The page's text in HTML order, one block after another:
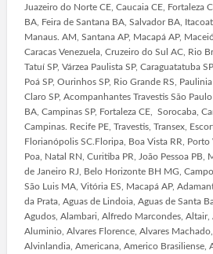
Juazeiro do Norte CE, Caucaia CE, Fortaleza
BA, Feira de Santana BA, Salvador BA,
Manaus. AM, Santana AP, Macapá AP,
Caracas Venezuela, Cruzeiro do Sul AC, Rio
Tatuí SP, Várzea Paulista SP, Caraguatatuba
Poá SP, Ourinhos SP, Rio Grande RS, Paulinia
Claro SP, Acompanhantes Travestis São
BA, Campinas SP, Fortaleza CE, Sorocaba,
Campinas. Recife PE, Travestis, Transex,
Florianópolis SC.Floripa, Boa Vista RR, Porto
Poa, Natal RN, Curitiba PR, João Pessoa PB,
de Janeiro RJ, Belo Horizonte BH MG,
São Luis MA, Vitória ES, Macapá AP,
da Prata, Aguas de Lindoia, Aguas de Santa
Agudos, Alambari, Alfredo Marcondes, Altair,
Aluminio, Alvares Florence, Alvares
Alvinlandia, Americana, Americo Brasiliense,